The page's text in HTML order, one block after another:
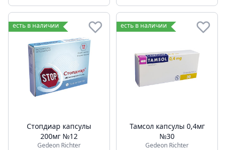
есть в наличии
Стопдиар капсулы
200мг №12
Gedeon Richter
есть в наличии
Тамсол капсулы 0,4мг
№30
Gedeon Richter